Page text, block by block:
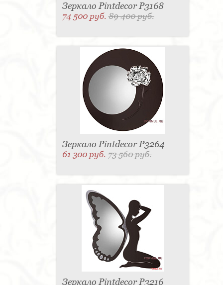
Зеркало Pintdecor P3168
74 500 руб.89 400 руб.
Зеркало Pintdecor P3264
61 300 руб.73 560 руб.
Зеркало Pintdecor P3216